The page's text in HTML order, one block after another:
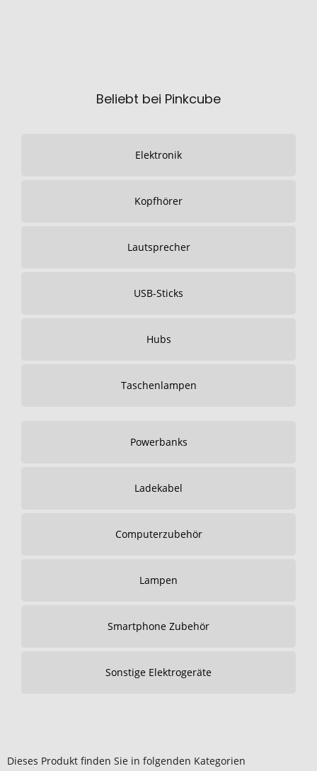
Beliebt bei Pinkcube
Elektronik
Kopfhörer
Lautsprecher
USB-Sticks
Hubs
Taschenlampen
Powerbanks
Ladekabel
Computerzubehör
Lampen
Smartphone Zubehör
Sonstige Elektrogeräte
Dieses Produkt finden Sie in folgenden Kategorien